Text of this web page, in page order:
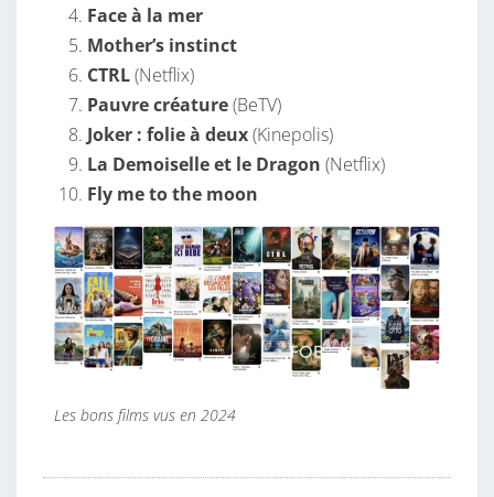
Face à la mer
Mother’s instinct
CTRL(Netflix)
Pauvre créature(BeTV)
Joker : folie à deux(Kinepolis)
La Demoiselle et le Dragon (Netflix)
Fly me to the moon
Les bons films vus en 2024